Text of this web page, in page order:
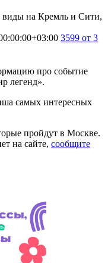
виды на Кремль и Сити,
3599 от 3
про событие
легенд».
самых интересных
пройдут в Москве.
на сайте, сообщите